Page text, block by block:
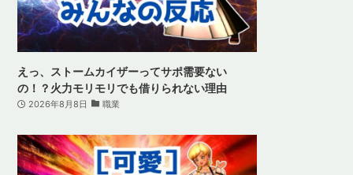
えっ、ストームカイザーってサポ需要ない
の！？火力モリモリでも借りられない理由
2026年8月8日 職業